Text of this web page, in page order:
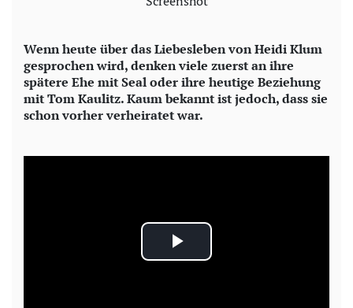
Wenn heute über das Liebesleben von Heidi Klum
gesprochen wird, denken viele zuerst an ihre
spätere Ehe mit Seal oder ihre heutige Beziehung
mit Tom Kaulitz. Kaum bekannt ist jedoch, dass sie
schon vorher verheiratet war.
P